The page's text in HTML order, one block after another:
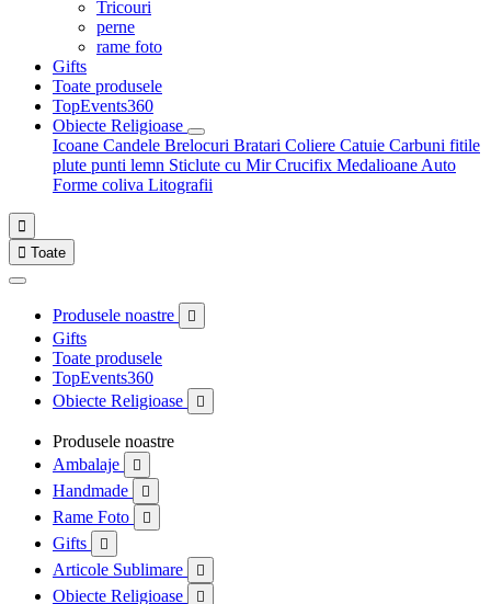
Tricouri
perne
rame foto
Gifts
Toate produsele
TopEvents360
Obiecte Religioase
Icoane Candele Brelocuri Bratari Coliere Catuie Carbuni fitile
plute punti lemn Sticlute cu MirCrucifix Medalioane Auto
Forme coliva Litografii

 Toate
Produsele noastre 
Gifts
Toate produsele
TopEvents360
Obiecte Religioase

Produsele noastre
Ambalaje

Handmade 
Rame Foto 
Gifts 
Articole Sublimare 
Obiecte Religioase 